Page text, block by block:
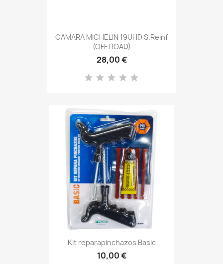
CAMARA MICHELIN 19UHD S.Reinf
(OFF ROAD)
28,00 €
Kit reparapinchazos Basic
10,00 €